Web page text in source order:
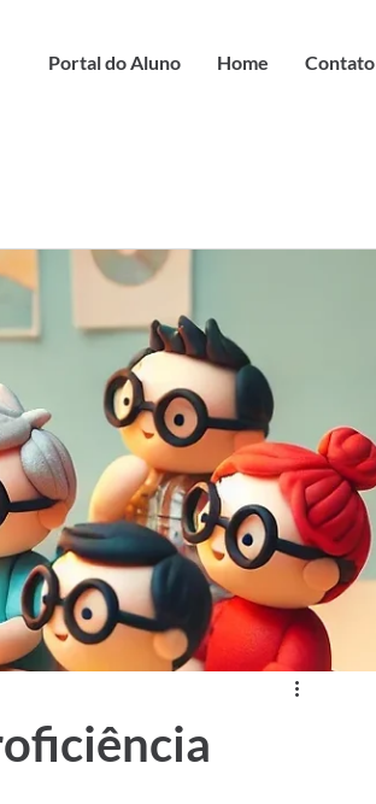
Portal do Aluno Home Contato